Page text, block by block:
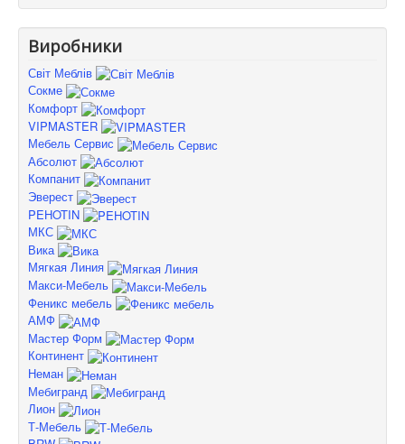
Виробники
Світ Меблів
Сокме
Комфорт
VIPMASTER
Мебель Сервис
Абсолют
Компанит
Эверест
PEHOTIN
МКС
Вика
Мягкая Линия
Макси-Мебель
Феникс мебель
АМФ
Мастер Форм
Континент
Неман
Мебигранд
Лион
Т-Мебель